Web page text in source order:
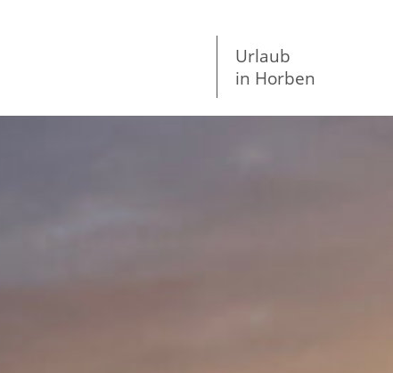
Urlaub
in Horben